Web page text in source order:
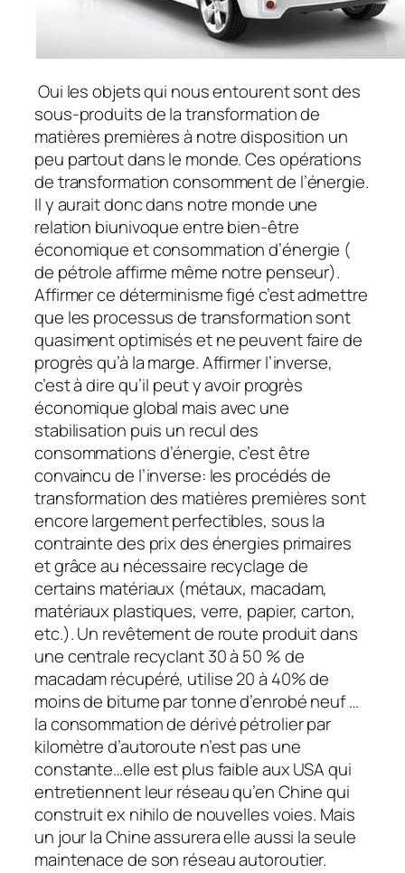
Oui les objets qui nous entourent sont des
sous-produits de la transformation de
matières premières à notre disposition un
peu partout dans le monde. Ces opérations
de transformation consomment de l’énergie.
Il y aurait donc dans notre monde une
relation biunivoque entre bien-être
économique et consommation d’énergie (
de pétrole affirme même notre penseur).
Affirmer ce déterminisme figé c’est admettre
que les processus de transformation sont
quasiment optimisés et ne peuvent faire de
progrès qu’à la marge. Affirmer l’inverse,
c’est à dire qu’il peut y avoir progrès
économique global mais avec une
stabilisation puis un recul des
consommations d’énergie, c’est être
convaincu de l’inverse: les procédés de
transformation des matières premières sont
encore largement perfectibles, sous la
contrainte des prix des énergies primaires
et grâce au nécessaire recyclage de
certains matériaux (métaux, macadam,
matériaux plastiques, verre, papier, carton,
etc.). Un revêtement de route produit dans
une centrale recyclant 30 à 50 % de
macadam récupéré, utilise 20 à 40% de
moins de bitume par tonne d’enrobé neuf …
la consommation de dérivé pétrolier par
kilomètre d’autoroute n’est pas une
constante…elle est plus faible aux USA qui
entretiennent leur réseau qu’en Chine qui
construit ex nihilo de nouvelles voies. Mais
un jour la Chine assurera elle aussi la seule
maintenace de son réseau autoroutier.